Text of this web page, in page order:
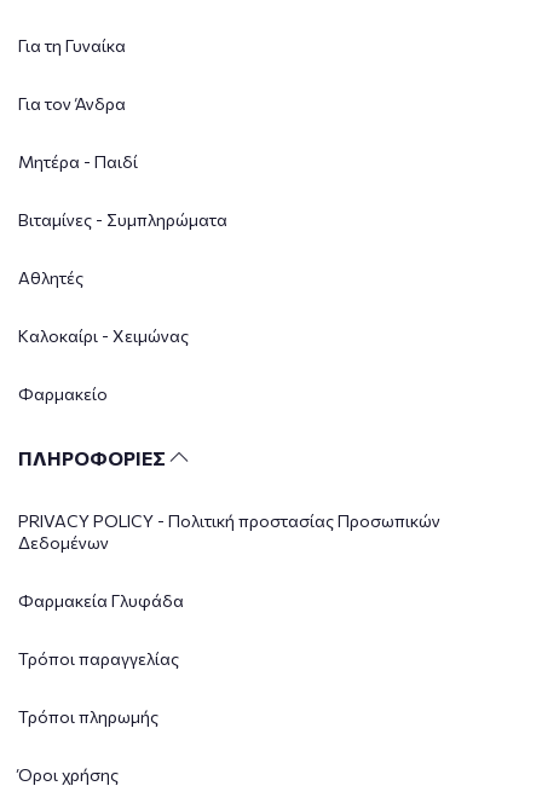
Για τη Γυναίκα
Για τον Άνδρα
Μητέρα - Παιδί
Βιταμίνες - Συμπληρώματα
Αθλητές
Καλοκαίρι - Χειμώνας
Φαρμακείο
ΠΛΗΡΟΦΟΡΙΕΣ
PRIVACY POLICY - Πολιτική προστασίας Προσωπικών
Δεδομένων
Φαρμακεία Γλυφάδα
Τρόποι παραγγελίας
Τρόποι πληρωμής
Όροι χρήσης